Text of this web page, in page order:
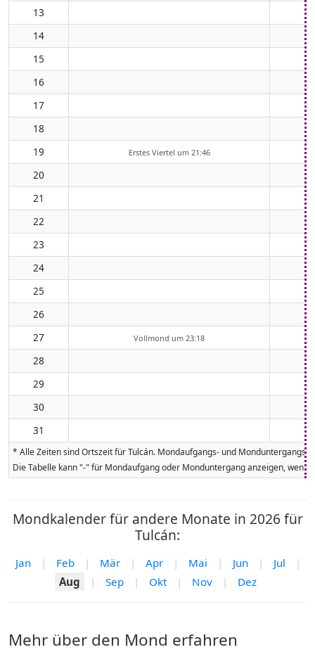
13
14
15
16
17
18
19
Erstes Viertel um 21:46
20
21
22
23
24
25
26
27
Vollmond um 23:18
28
29
30
31
* Alle Zeiten sind Ortszeit für Tulcán. Mondaufgangs- und
Die Tabelle kann "-" für Mondaufgang oder Monduntergang anzeigen,
Mondkalender für andere Monate in 2026 für
Tulcán:
Jan | Feb | Mär | Apr | Mai | Jun | Jul
|
Aug
| Sep | Okt | Nov | Dez
Mehr über den Mond erfahren